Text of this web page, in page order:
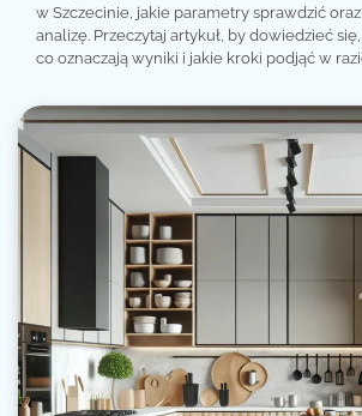
w Szczecinie, jakie parametry sprawdzić
analizę. Przeczytaj artykuł, by dowiedzieć
co oznaczają wyniki i jakie kroki podjąć w